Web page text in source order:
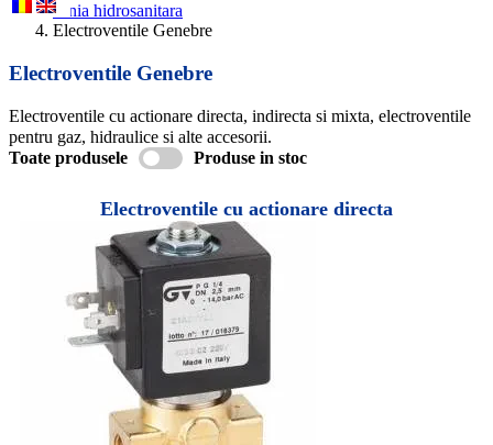
Linia hidrosanitara
Electroventile Genebre
Electroventile Genebre
Electroventile cu actionare directa, indirecta si mixta, electroventile
pentru gaz, hidraulice si alte accesorii.
Toate produsele
Produse in stoc
Electroventile cu actionare directa